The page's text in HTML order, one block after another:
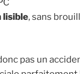
lisible, sans
pas un